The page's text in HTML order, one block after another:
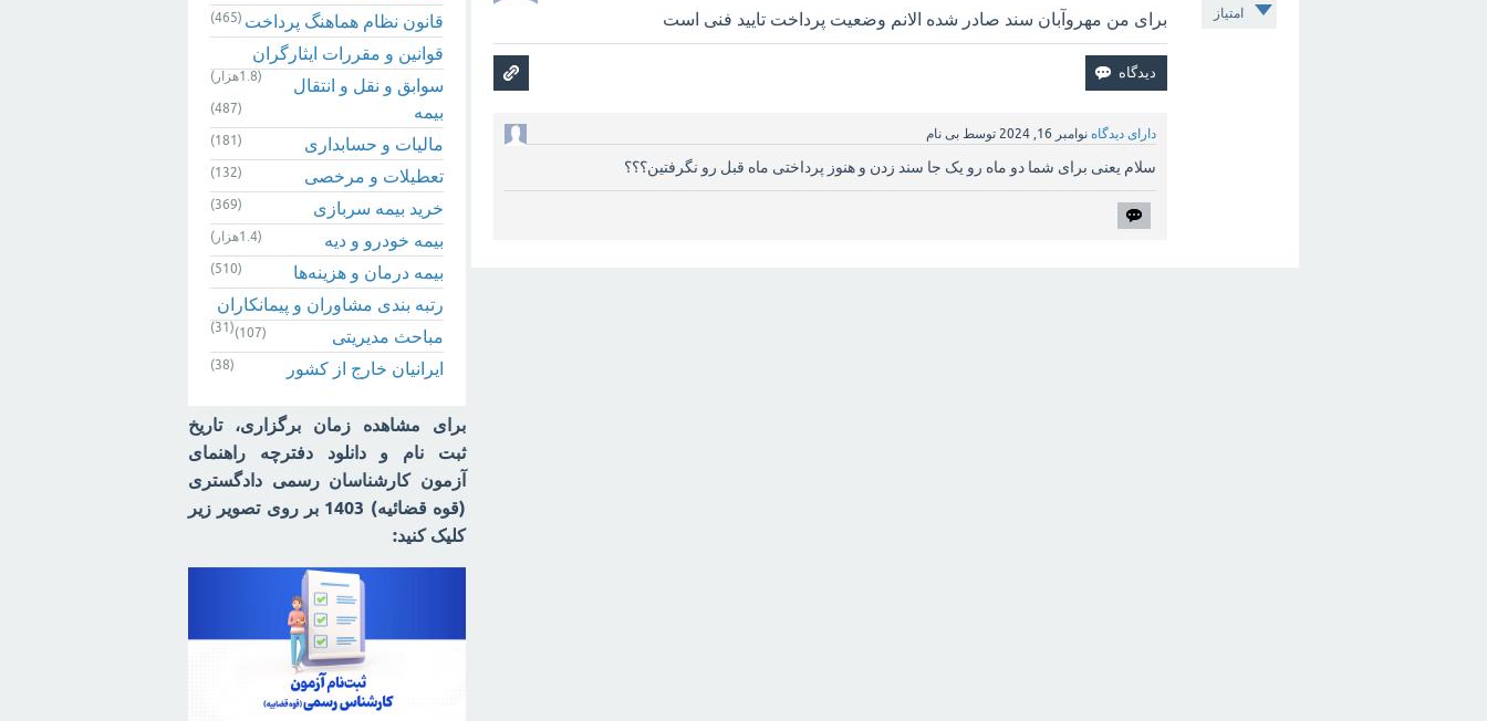
امتیاز برای من مهروآبان سند صادر شده الانم وضعیت پرداخت تایید فنی است
دارای دیدگاه نوامبر 16, 2024 توسطبی نام
سلام یعنی برای شما دو ماه رو یک جا سند زدن و هنوز پرداختی ماه قبل رو نگرفتین؟؟؟
قانون نظام هماهنگ پرداخت (465)
قوانین و مقررات ایثارگران
(1.8هزار)
سوابق و نقل و انتقال
بیمه‌
(487)
مالیات و حسابداری (181)
تعطیلات و مرخصی (132)
خرید بیمه سربازی (369)
بیمه خودرو و دیه (1.4هزار)
بیمه درمان و هزینه‌ها (510)
رتبه بندی مشاوران و پیمانکاران
(31) مباحث مدیریتی (107)
ایرانیان خارج از کشور (38)
برای مشاهده زمان برگزاری، تاریخ
ثبت نام و دانلود دفترچه راهنمای
آزمون کارشناسان رسمی دادگستری
(قوه قضائیه) 1403 بر روی تصویر زیر
کلیک کنید: